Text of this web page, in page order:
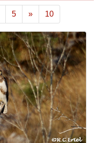
5
»
Næste
10